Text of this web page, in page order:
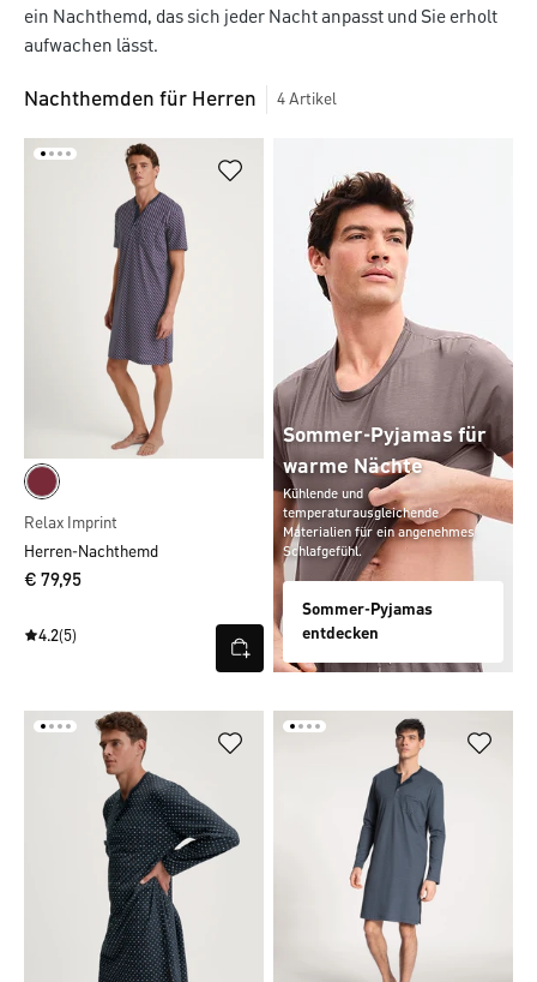
ein Nachthemd, das sich jeder Nacht anpasst und Sie erholt
aufwachen lässt.
Nachthemden für Herren 4 Artikel
Relax Imprint
Herren-Nachthemd
€ 79,95
4.2(5)
Sommer-Pyjamas für
warme Nächte
Kühlende und
temperaturausgleichende
Materialien für ein angenehmes
Schlafgefühl.
Sommer-Pyjamas
entdecken